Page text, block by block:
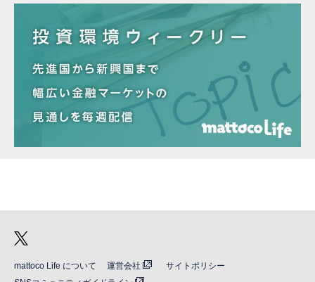
mattoco Life について 運営会社
サイトポリシー